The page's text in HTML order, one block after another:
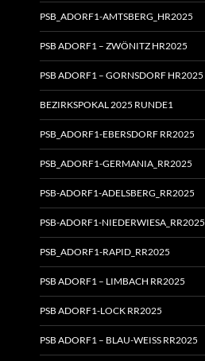
PSB_ADORF1-AMTSBERG_HR2025
PSB ADORF1 – ZWÖNITZ HR2025
PSB ADORF1 – GORNSDORF HR2025
BEZIRKSPOKAL 2025 RUNDE1
PSB_ADORF1-EBERSDORF RR2025
PSB_ADORF1-GERMANIA_RR2025
PSB-ADORF1-ADELSBERG_RR2025
PSB-ADORF1-NIEDERWIESA_RR2025
PSB_ADORF1-RAPID_RR2025
PSB ADORF1 – LIMBACH RR2025
PSB ADORF1-LOCK RR2025
PSB ADORF1 – BLAU-WEISS RR2025